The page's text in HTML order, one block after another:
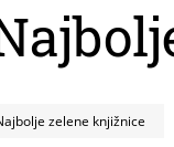
zelene knjižnice